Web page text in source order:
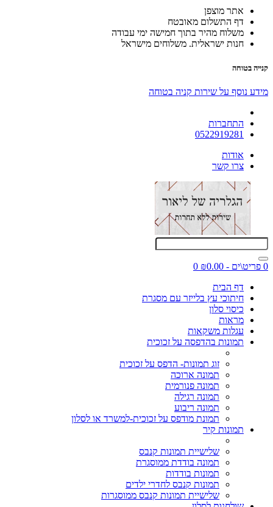
אתר מוצפן
דף התשלום מאובטח
משלוח מהיר בתוך חמישה ימי עבודה
חנות ישראלית. משלוחים מישראל
קנייה בטוחה
מידע נוסף על שירות קניה בטוחה
התחברות
0522919281
אודות
צרו קשר
0 פריט\ים - ₪0.00
0
דף הבית
חיתוכי עץ בלייזר עם מסגרת
כיסוי סלון
מראות
עגלות משקאות
תמונות בהדפסה על זכוכית
זוג תמונות- הדפס על זכוכית
תמונה ארוכה
תמונה פנורמית
תמונה רגילה
תמונה ריבוע
תמונת מודפס על זכוכית-למשרד או לסלון
תמונות קיר
שלישיית תמונות קנבס
תמונה בודדת ממוסגרת
תמונות בודדות
תמונות קנבס לחדרי ילדים
שלישיית תמונות קנבס ממוסגרות